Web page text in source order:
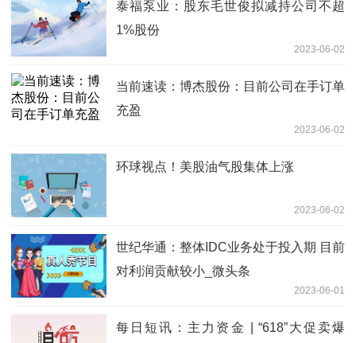
泰福泵业：股东毛世俊拟减持公司不超
1%股份
2023-06-02
当前速读：博杰股份：目前公司在手订单
充盈
2023-06-02
环球视点！美股油气股集体上涨
2023-06-02
世纪华通：整体IDC业务处于投入期 目前
对利润贡献较小_微头条
2023-06-01
每日短讯：主力资金 | “618”大促卖爆